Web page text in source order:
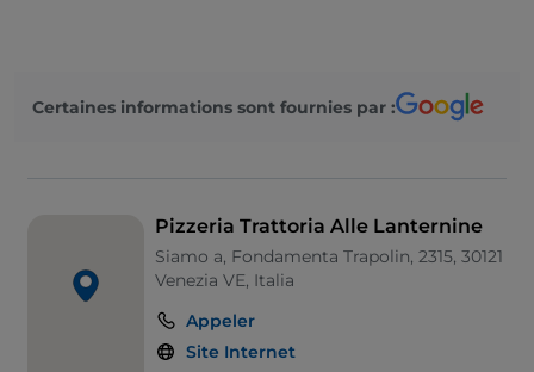
Certaines informations sont fournies par :
Pizzeria Trattoria Alle Lanternine
Siamo a, Fondamenta Trapolin, 2315, 30121
Venezia VE, Italia
Appeler
Site Internet